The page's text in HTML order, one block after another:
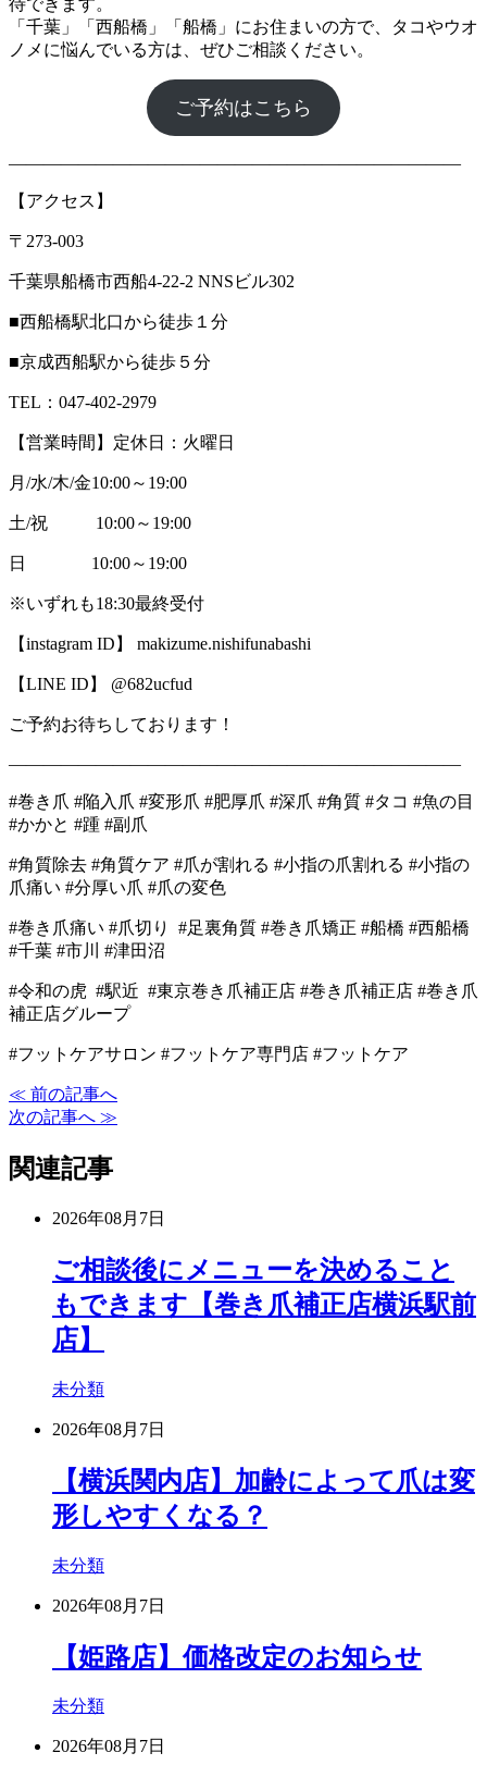
待できます。
「千葉」「西船橋」「船橋」にお住まいの方で、タコやウオ
ノメに悩んでいる方は、ぜひご相談ください。
ご予約はこちら
――――――――――――――――――――――――――
【アクセス】
〒273-003
千葉県船橋市西船4-22-2 NNSビル302
■西船橋駅北口から徒歩１分
■京成西船駅から徒歩５分
TEL：047-402-2979
【営業時間】定休日：火曜日
月/水/木/金10:00～19:00
土/祝 10:00～19:00
日 10:00～19:00
※いずれも18:30最終受付
【instagram ID】 makizume.nishifunabashi
【LINE ID】 @682ucfud
ご予約お待ちしております！
――――――――――――――――――――――――――
#巻き爪 #陥入爪 #変形爪 #肥厚爪 #深爪 #角質 #タコ #魚の目
#かかと #踵 #副爪
#角質除去 #角質ケア #爪が割れる #小指の爪割れる #小指の
爪痛い #分厚い爪 #爪の変色
#巻き爪痛い #爪切り #足裏角質 #巻き爪矯正 #船橋 #西船橋
#千葉 #市川 #津田沼
#令和の虎 #駅近 #東京巻き爪補正店 #巻き爪補正店 #巻き爪
補正店グループ
#フットケアサロン #フットケア専門店 #フットケア
≪ 前の記事へ
次の記事へ ≫
関連記事
2026年08月7日
ご相談後にメニューを決めること
もできます【巻き爪補正店横浜駅前
店】
未分類
2026年08月7日
【横浜関内店】加齢によって爪は変
形しやすくなる？
未分類
2026年08月7日
【姫路店】価格改定のお知らせ
未分類
2026年08月7日